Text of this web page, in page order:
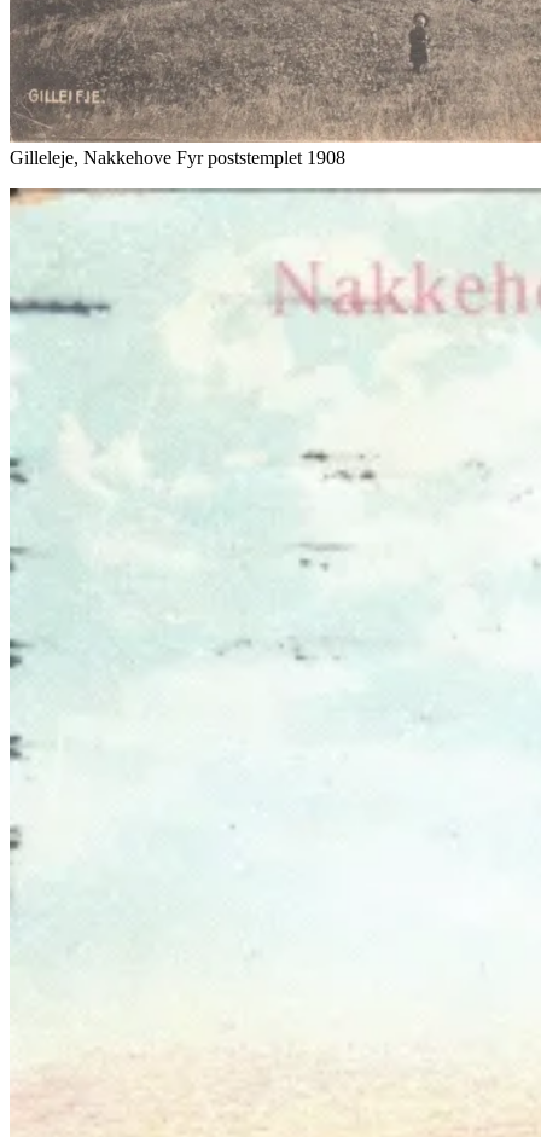
Gilleleje, Nakkehove Fyr poststemplet 1908